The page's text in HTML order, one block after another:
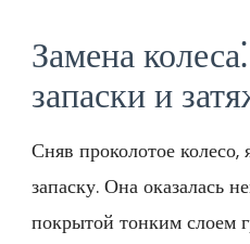
Замена
запаски и
Сняв проколотое колесо,
запаску. Она оказалась
покрытой тонким слоем